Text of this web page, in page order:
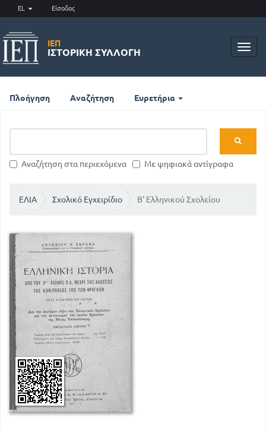
EL Είσοδος
ΙΕΠ
ΙΣΤΟΡΙΚΉ ΣΥΛΛΟΓΉ
Πλοήγηση Αναζήτηση Ευρετήρια
Αναζήτηση στα περιεχόμενα Με ψηφιακά αντίγραφα
ΕΛΙΑ Σχολικό Εγχειρίδιο Β' Ελληνικού Σχολείου